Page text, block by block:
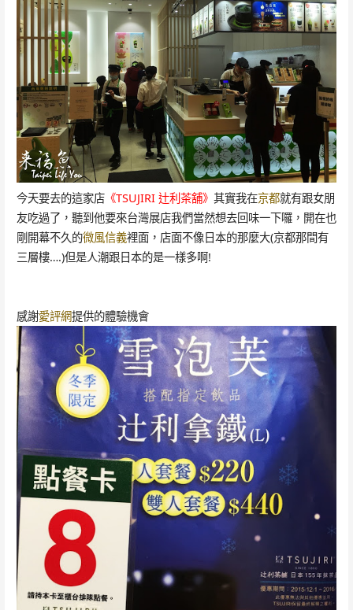
今天要去的這家店《TSUJIRI 辻利茶舖》 其實我在京都就有跟女朋
友吃過了，聽到他要來台灣展店我們當然想去回味一下囉，開在也
剛開幕不久的微風信義裡面，店面不像日本的那麼大(京都那間有
三層樓….)但是人潮跟日本的是一樣多啊!
感謝愛評網提供的體驗機會